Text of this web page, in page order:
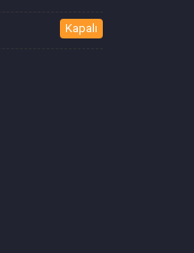
Kapalı